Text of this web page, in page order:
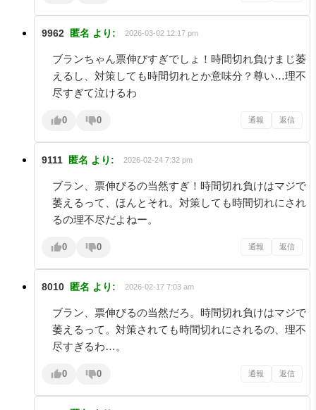
9962 匿名 より: 2026-03-02 12:17 pm
ブランちゃん票伸びすぎでしょ！時間切れ負けまじ萎
えるし、対策しても時間切れとか意味分？尊い…理不
尽すぎて泣けるわ
0 0 通報 返信
9111 匿名 より: 2026-02-24 7:32 pm
ブラン、票伸びるの当然すぎ！時間切れ負けはマジで
萎えるって、ほんとそれ。対策しても時間切れにされ
るの理不尽だよねー。
0 0 通報 返信
8010 匿名 より: 2026-02-17 7:03 am
ブラン、票伸びるの当然だろ。時間切れ負けはマジで
萎えるって。対策されても時間切れにされるの、理不
尽すぎるわ…。
0 0 通報 返信